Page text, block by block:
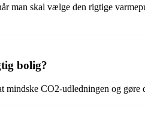
man skal vælge den rigtige
bolig?
mindske CO2-udledningen og